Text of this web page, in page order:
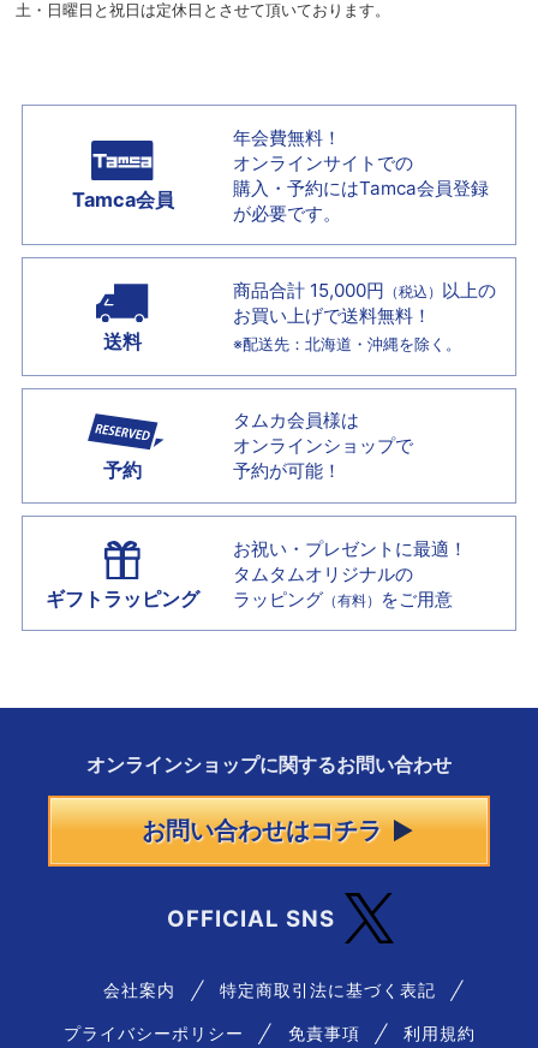
土・日曜日と祝日は定休日とさせて頂いております。
Tamca会員
年会費無料！
オンラインサイトでの
購入・予約にはTamca会員登録
が必要です。
送料
商品合計 15,000円 （税込） 以上の
お買い上げで送料無料！
※配送先：北海道・沖縄を除く。
予約
タムカ会員様は
オンラインショップで
予約が可能！
ギフトラッピング
お祝い・プレゼントに最適！
タムタムオリジナルの
ラッピング （有料） をご用意
オンラインショップに関するお問い合わせ
お問い合わせはコチラ
OFFICIAL SNS
会社案内 特定商取引法に基づく表記
プライバシーポリシー 免責事項 利用規約